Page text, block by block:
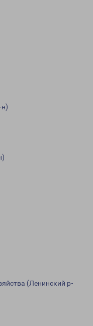
(Ленинский р-